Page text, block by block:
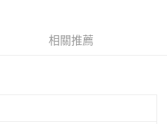
)免運費
相關推薦